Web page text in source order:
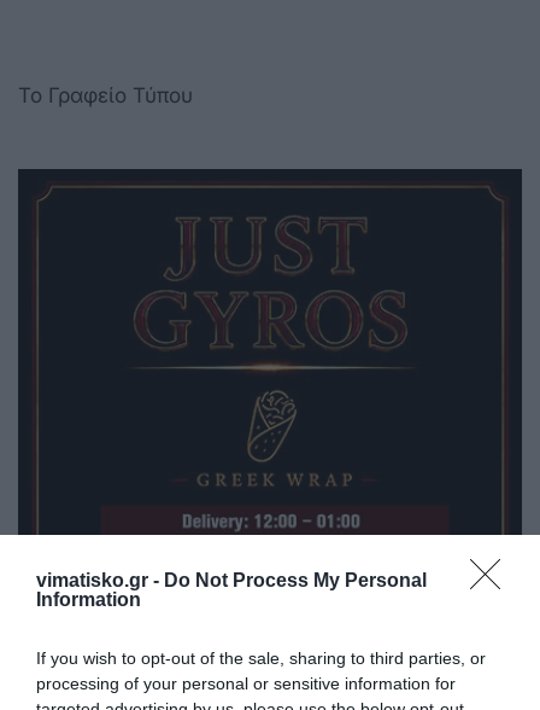
vimatisko.gr - Do Not Process My Personal
Information
If you wish to opt-out of the sale, sharing to third parties, or
processing of your personal or sensitive information for
Το Γραφείο Τύπου